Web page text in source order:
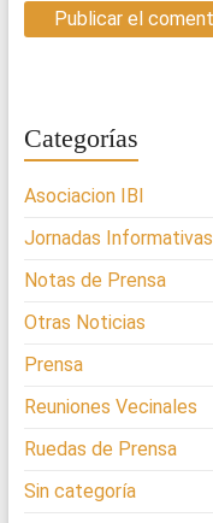
Categorías
Asociacion IBI
Jornadas Informativas
Notas de Prensa
Otras Noticias
Prensa
Reuniones Vecinales
Ruedas de Prensa
Sin categoría